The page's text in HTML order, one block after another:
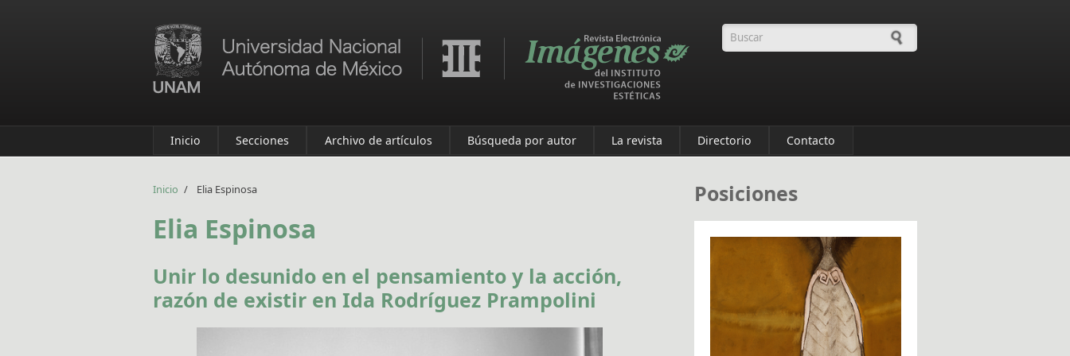
Formulario de búsqueda
Inicio Secciones Archivo de artículos Búsqueda por autor La revista Directorio Contacto
Inicio / Elia Espinosa
Elia Espinosa
Unir lo desunido en el pensamiento y la acción,
razón de existir en Ida Rodríguez Prampolini
Posiciones